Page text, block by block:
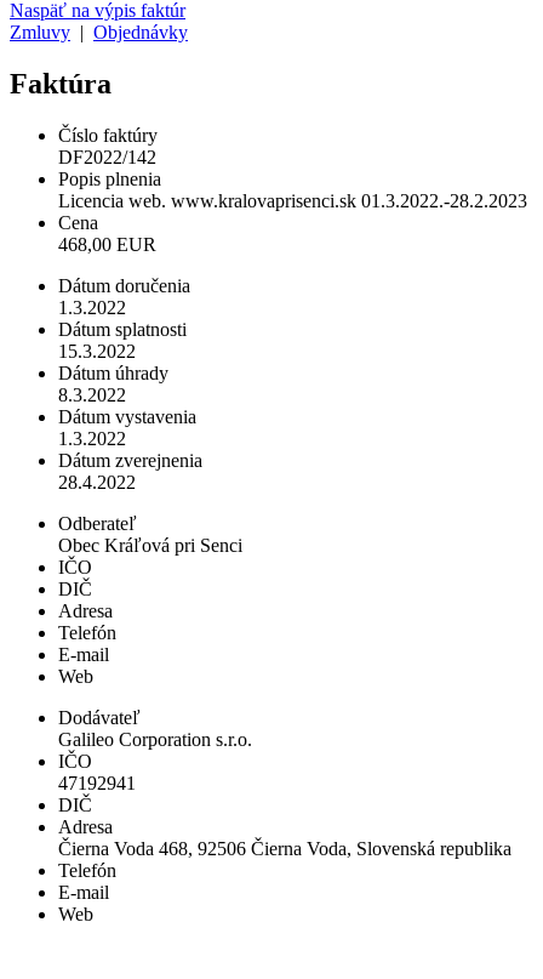
Naspäť na výpis faktúr
Zmluvy
Objednávky
Faktúra
Číslo faktúry
DF2022/142
Popis plnenia
Licencia web. www.kralovaprisenci.sk 01.3.2022.-28.2.2023
Cena
468,00 EUR
Dátum doručenia
1.3.2022
Dátum splatnosti
15.3.2022
Dátum úhrady
8.3.2022
Dátum vystavenia
1.3.2022
Dátum zverejnenia
28.4.2022
Odberateľ
Obec Kráľová pri Senci
IČO
DIČ
Adresa
Telefón
E-mail
Web
Dodávateľ
Galileo Corporation s.r.o.
IČO
47192941
DIČ
Adresa
Čierna Voda 468, 92506 Čierna Voda, Slovenská republika
Telefón
E-mail
Web